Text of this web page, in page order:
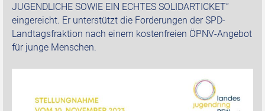
JUGENDLICHE SOWIE EIN ECHTES SOLIDARTICKET“
eingereicht. Er unterstützt die Forderungen der SPD-
Landtagsfraktion nach einem kostenfreien ÖPNV-Angebot
für junge Menschen.